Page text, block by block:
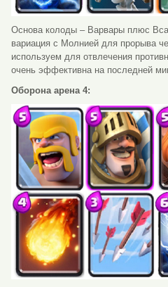
Основа колоды – Варвары плюс
вариация с Молнией для прорыва
используем для отвлечения
очень эффективна на последней
Оборона арена 4: